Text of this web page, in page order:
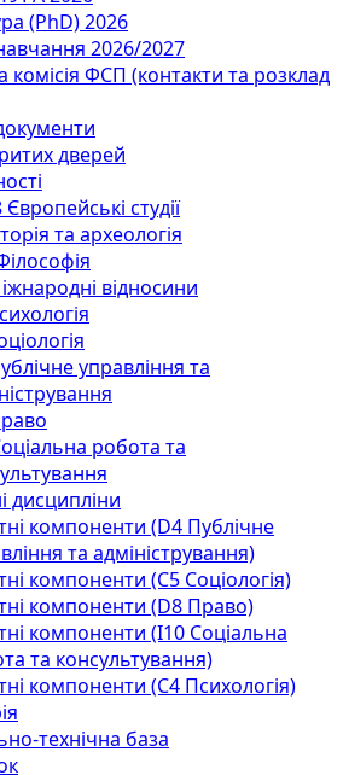
(PhD) 2026
2026/2027
комісія ФСП (контакти та розклад
дверей
студії
та археологія
відносини
управління та
робота та
дисципліни
компоненти (D4 Публічне
та адміністрування)
компоненти (С5 Соціологія)
компоненти (D8 Право)
компоненти (I10 Соціальна
та консультування)
компоненти (С4 Психологія)
технічна база